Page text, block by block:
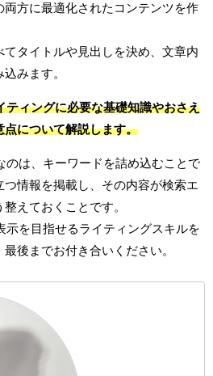
両方に最適化されたコンテンツを作
てタイトルや見出しを決め、文章内
みます。
ティングに必要な基礎知識やおさえ
について解説します。
のは、キーワードを詰め込むことで
情報を掲載し、その内容が検索エ
えておくことです。
示を目指せるライティングスキルを
後までお付き合いください。